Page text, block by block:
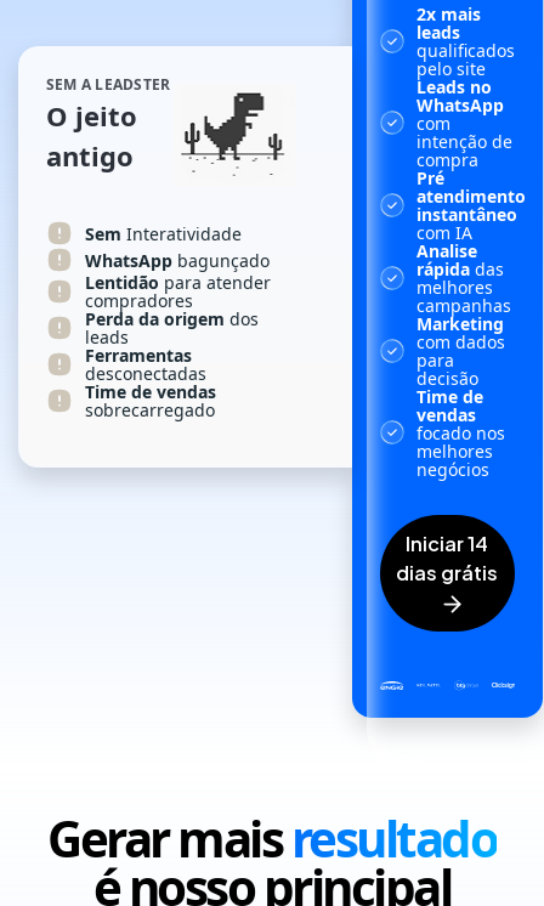
SEM A LEADSTER
O jeito
antigo
Sem Interatividade
WhatsAppbagunçado
Lentidão para atender
compradores
Perda da origem dos
leads
Ferramentas
desconectadas
Time de vendas
sobrecarregado
2x mais
leads
qualificados
pelo site
Leads no
WhatsApp
com
intenção de
compra
Pré
atendimento
instantâneo
com IA
Analise
rápidadas
melhores
campanhas
Marketing
com dados
para
decisão
Time de
vendas
focado nos
melhores
negócios
iniciar 14
dias grátis
Gerar maisresultado
é nosso principal